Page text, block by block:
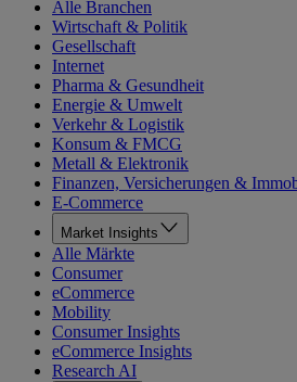
Alle Branchen
Wirtschaft & Politik
Gesellschaft
Internet
Pharma & Gesundheit
Energie & Umwelt
Verkehr & Logistik
Konsum & FMCG
Metall & Elektronik
Finanzen, Versicherungen &
E-Commerce
Market Insights
Alle Märkte
Consumer
eCommerce
Mobility
Consumer Insights
eCommerce Insights
Research AI